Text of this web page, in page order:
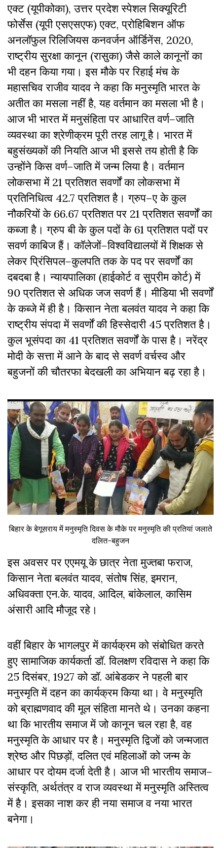
एक्ट (यूपीकोका), उत्तर प्रदेश स्पेशल सिक्यूरिटी
फोर्सेस (यूपी एसएसएफ) एक्ट,प्रोहिबिशन ऑफ
अनलॉफुल रिलिजियस कनवर्जन ऑर्डिनेंस, 2020,
राष्ट्रीय सुरक्षा कानून (रासुका) जैसे काले कानूनों का
भी दहन किया गया।इसमौके पर रिहाई मंच के
महासचिव राजीव यादव ने कहा कि मनुस्मृति भारत के
अतीत का मसला नहीं है,यह वर्तमान का मसला भी है।
आज भी भारत में मनुसंहिता पर आधारित वर्ण–जाति
व्यवस्था का श्रेणीक्रम पूरी तरह लागू है। भारत में
बहुसंख्यकों की नियति आज भी इससे तय होती है कि
उन्होंने किस वर्ण–जाति में जन्म लिया है। वर्तमान
लोकसभा में21प्रतिशत सवर्णों का लोकसभा में
प्रतिनिधित्व 42.7प्रतिशत है। ग्रुप–ए के कुल
नौकरियों के66.67प्रतिशत पर 21प्रतिशत सवर्णों का
कब्जा है। ग्रुप बी के कुल पदों के61प्रतिशत पदों पर
सवर्ण काबिज हैं। कॉलेजों–विश्वविद्यालयों में शिक्षक से
लेकर प्रिंसिपल–कुलपति तक के पद पर सवर्णों का
दबदबा है। न्यायपालिका(हाईकोर्ट व सुप्रीम कोर्ट)में
90प्रतिशत से अधिक जज सवर्ण हैं। मीडिया भी सवर्णों
के कब्जे में ही है। किसान नेता बलवंत यादव ने कहा कि
राष्ट्रीय संपदा में सवर्णों की हिस्सेदारी45प्रतिशत है।
कुल भूसंपदा का41प्रतिशत सवर्णों के पास है। नरेंद्र
मोदी के सत्ता में आने के बाद से सवर्ण वर्चस्व और
बहुजनों की चौतरफा बेदखली का अभियान बढ़ रहा है।
बिहार के बेगूसराय में मनुस्मृति दिवस के मौके पर मनुस्मृति की प्रतियां जलाते
दलित-बहुजन
इस अवसर पर एएमयू के छात्र नेता मुज्तबा फराज,
किसान नेता बलवंत यादव,संतोष सिंह,इमरान,
अधिवक्ता एन.के. यादव, आदिल,बांकेलाल,कासिम
अंसारी आदि मौजूद रहे।
वहींबिहार के भागलपुर में कार्यक्रम को संबोधित करते
हुएसामाजिक कार्यकर्ताडॉ.विलक्षण रविदास ने कहा कि
25दिसंबर, 1927को डॉ. आंबेडकर ने पहली बार
मनुस्मृति में दहन का कार्यक्रम किया था। वे मनुस्मृति
को ब्राह्मणवाद की मूल संहिता मानते थे। उनका कहना
था कि भारतीय समाज में जो कानून चल रहा है,वह
मनुस्मृति के आधार पर है। मनुस्मृति द्विजों को जन्मजात
श्रेष्ठ और पिछड़ों,दलित एवं महिलाओं को जन्म के
आधार पर दोयम दर्जा देती है। आज भी भारतीय समाज–
संस्कृति, अर्थतंत्र व राज व्यवस्था में मनुस्मृति अस्तित्व
में है। इसका नाश कर ही नया समाज व नया भारत
बनेगा।